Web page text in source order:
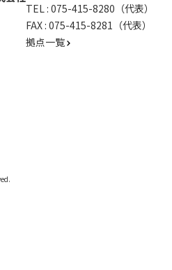
TEL : 075-415-8280（代表）
FAX : 075-415-8281（代表）
拠点一覧